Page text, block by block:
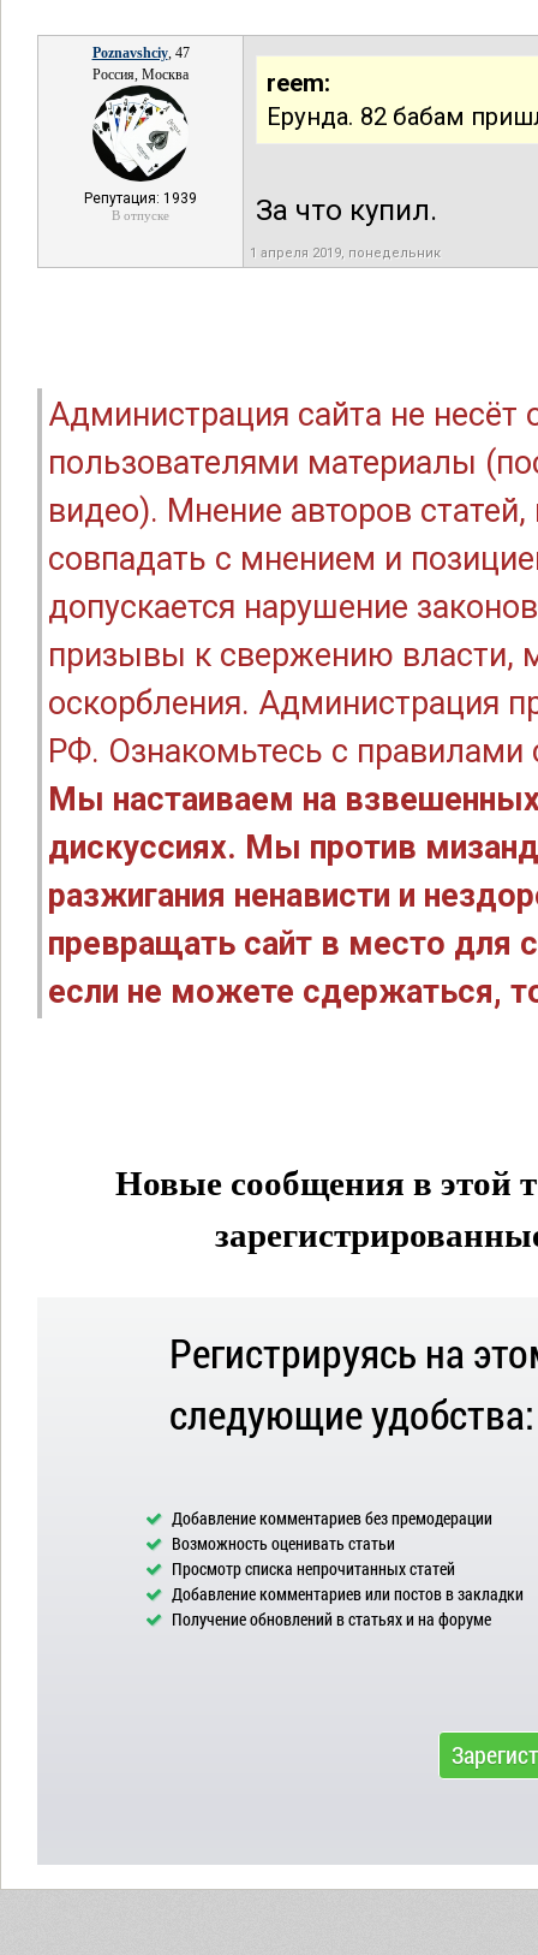
Poznavshciy, 47
Россия, Москва
Репутация: 1939
В отпуске
reem:
Ерунда. 82 бабам
За что купил.
1 апреля 2019, понедельник
Администрация сайта не
пользователями материалы
видео). Мнение авторов
совпадать с мнением и
допускается нарушение
призывы к свержению власти,
оскорбления. Администрация
РФ. Ознакомьтесь с правилами
Мы настаиваем на
дискуссиях. Мы против
разжигания ненависти и
превращать сайт в место для
если не можете сдержаться,
Новые сообщения в этой
Регистрируясь на
следующие удобства:
Добавление комментариев без премодерации
Возможность оценивать статьи
Просмотр списка непрочитанных статей
Добавление комментариев или постов в закладки
Получение обновлений в статьях и на форуме